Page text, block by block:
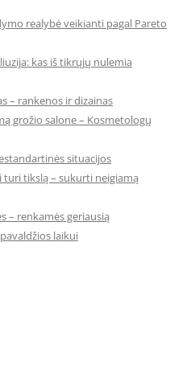
realybė veikianti pagal Pareto
kas iš tikrųjų nulemia
– rankenos ir dizainas
grožio salone – Kosmetologų
situacijos
turi tikslą – sukurti neigiamą
– renkamės geriausią
laikui